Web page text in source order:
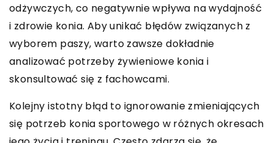
odżywczych, co negatywnie wpływa na wydajność
i zdrowie konia. Aby unikać błędów związanych z
wyborem paszy, warto zawsze dokładnie
analizować potrzeby żywieniowe konia i
skonsultować się z fachowcami.
Kolejny istotny błąd to ignorowanie zmieniających
się potrzeb konia sportowego w różnych okresach